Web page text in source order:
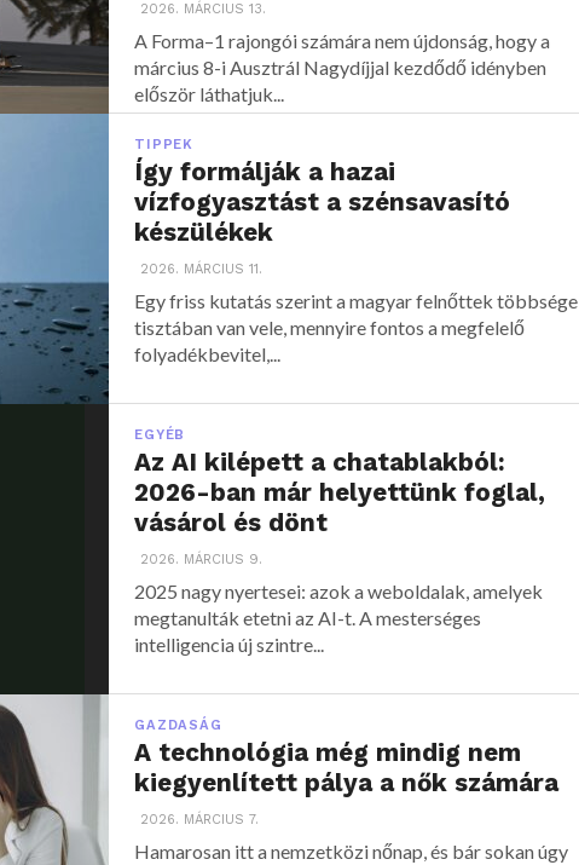
2026. MÁRCIUS 13.
A Forma–1 rajongói számára nem újdonság, hogy a
március 8-i Ausztrál Nagydíjjal kezdődő idényben
először láthatjuk...
TIPPEK
Így formálják a hazai
vízfogyasztást a szénsavasító
készülékek
2026. MÁRCIUS 11.
Egy friss kutatás szerint a magyar felnőttek többsége
tisztában van vele, mennyire fontos a megfelelő
folyadékbevitel,...
EGYÉB
Az AI kilépett a chatablakból:
2026-ban már helyettünk foglal,
vásárol és dönt
2026. MÁRCIUS 9.
2025 nagy nyertesei: azok a weboldalak, amelyek
megtanulták etetni az AI-t. A mesterséges
intelligencia új szintre...
GAZDASÁG
A technológia még mindig nem
kiegyenlített pálya a nők számára
2026. MÁRCIUS 7.
Hamarosan itt a nemzetközi nőnap, és bár sokan úgy